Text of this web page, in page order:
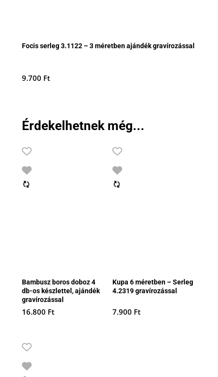
Focis serleg 3.1122 – 3 méretben ajándék gravírozással
9.700 Ft
Érdekelhetnek még...
Bambusz boros doboz 4
db-os készlettel, ajándék
gravírozással
16.800 Ft
Kupa 6 méretben – Serleg
4.2319 gravírozással
7.900 Ft